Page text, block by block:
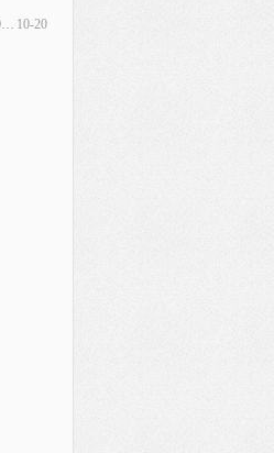
10-20
尼康（NIKON） Coolpix L310 便携数码相机（1408万像素 3寸屏 21倍光变 25mm广角 智能人像）